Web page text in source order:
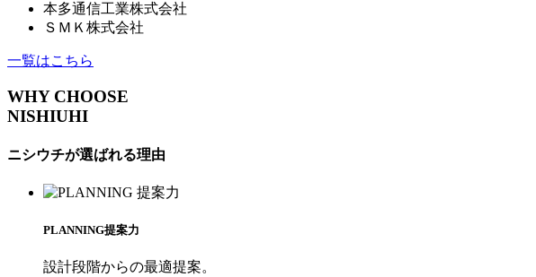
本多通信⼯業株式会社
ＳＭＫ株式会社
一覧はこちら
WHY CHOOSE
NISHIUHI
ニシウチが選ばれる理由
PLANNING提案⼒
設計段階からの最適提案。